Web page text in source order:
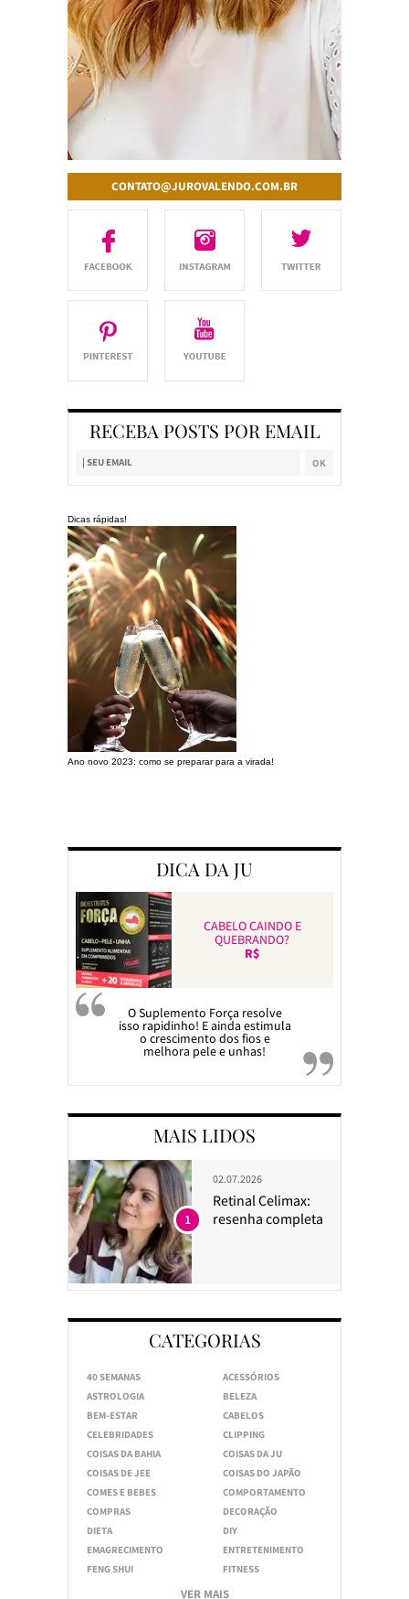
CONTATO@JUROVALENDO.COM.BR
RECEBA POSTS POR EMAIL
Dicas rápidas!
Ano novo 2023: como se preparar para a virada!
DICA DA JU
CABELO CAINDO E
QUEBRANDO?
R$
O Suplemento Força resolve
isso rapidinho! E ainda estimula
o crescimento dos fios e
melhora pele e unhas!
MAIS LIDOS
02.07.2026
Retinal Celimax:
resenha completa
1
CATEGORIAS
40 SEMANAS
ACESSÓRIOS
ASTROLOGIA
BELEZA
BEM-ESTAR
CABELOS
CELEBRIDADES
CLIPPING
COISAS DA BAHIA
COISAS DA JU
COISAS DE JEE
COISAS DO JAPÃO
COMES E BEBES
COMPORTAMENTO
COMPRAS
DECORAÇÃO
DIETA
DIY
EMAGRECIMENTO
ENTRETENIMENTO
FENG SHUI
FITNESS
VER MAIS